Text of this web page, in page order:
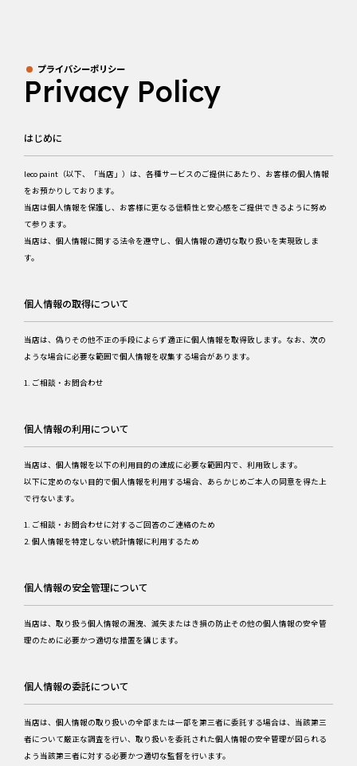
プライバシーポリシー
Privacy Policy
はじめに
leco paint（以下、「当店」）は、各種サービスのご提供にあたり、お客様の個人情報
をお預かりしております。
当店は個人情報を保護し、お客様に更なる信頼性と安心感をご提供できるように努め
て参ります。
当店は、個人情報に関する法令を遵守し、個人情報の適切な取り扱いを実現致しま
す。
個人情報の取得について
当店は、偽りその他不正の手段によらず適正に個人情報を取得致します。なお、次の
ような場合に必要な範囲で個人情報を収集する場合があります。
ご相談・お問合わせ
個人情報の利用について
当店は、個人情報を以下の利用目的の達成に必要な範囲内で、利用致します。
以下に定めのない目的で個人情報を利用する場合、あらかじめご本人の同意を得た上
で行ないます。
ご相談・お問合わせに対するご回答のご連絡のため
個人情報を特定しない統計情報に利用するため
個人情報の安全管理について
当店は、取り扱う個人情報の漏洩、滅失またはき損の防止その他の個人情報の安全管
理のために必要かつ適切な措置を講じます。
個人情報の委託について
当店は、個人情報の取り扱いの全部または一部を第三者に委託する場合は、当該第三
者について厳正な調査を行い、取り扱いを委託された個人情報の安全管理が図られる
よう当該第三者に対する必要かつ適切な監督を行います。